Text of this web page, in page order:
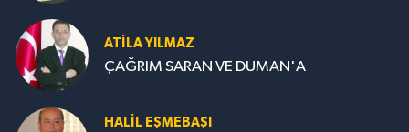
ATILA YILMAZ
ÇAĞRIM SARAN VE DUMAN'A
HALIL EŞMEBAŞI